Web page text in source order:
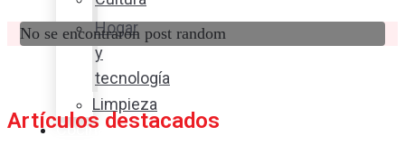
Hogar
y
tecnología
Limpieza
Cocina
No se encontraron post random
Artículos destacados